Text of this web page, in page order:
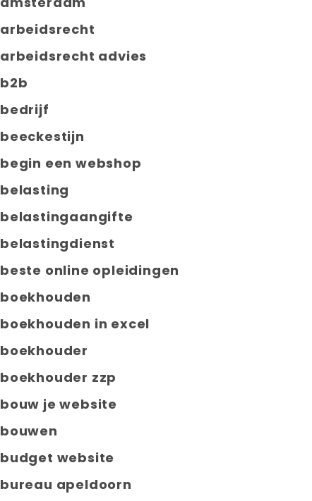
arbeidsrecht
arbeidsrecht advies
b2b
bedrijf
beeckestijn
begin een webshop
belasting
belastingaangifte
belastingdienst
beste online opleidingen
boekhouden
boekhouden in excel
boekhouder
boekhouder zzp
bouw je website
bouwen
budget website
bureau apeldoorn